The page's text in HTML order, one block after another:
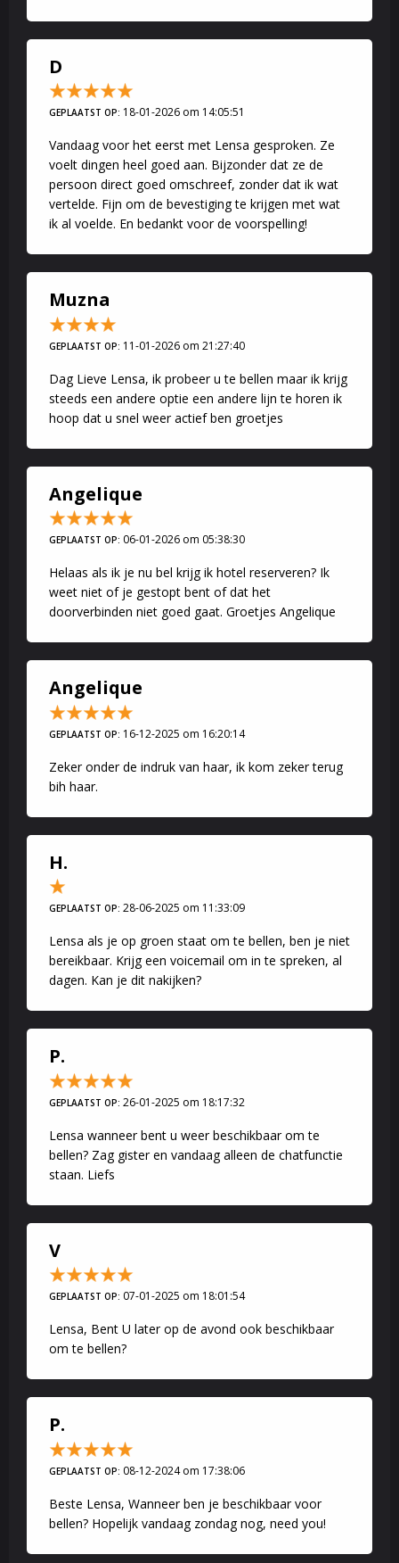
D
GEPLAATST OP: 18-01-2026 om 14:05:51
Vandaag voor het eerst met Lensa gesproken. Ze
voelt dingen heel goed aan. Bijzonder dat ze de
persoon direct goed omschreef, zonder dat ik wat
vertelde. Fijn om de bevestiging te krijgen met wat
ik al voelde. En bedankt voor de voorspelling!
Muzna
GEPLAATST OP: 11-01-2026 om 21:27:40
Dag Lieve Lensa, ik probeer u te bellen maar ik krijg
steeds een andere optie een andere lijn te horen ik
hoop dat u snel weer actief ben groetjes
Angelique
GEPLAATST OP: 06-01-2026 om 05:38:30
Helaas als ik je nu bel krijg ik hotel reserveren? Ik
weet niet of je gestopt bent of dat het
doorverbinden niet goed gaat. Groetjes Angelique
Angelique
GEPLAATST OP: 16-12-2025 om 16:20:14
Zeker onder de indruk van haar, ik kom zeker terug
bih haar.
H.
GEPLAATST OP: 28-06-2025 om 11:33:09
Lensa als je op groen staat om te bellen, ben je niet
bereikbaar. Krijg een voicemail om in te spreken, al
dagen. Kan je dit nakijken?
P.
GEPLAATST OP: 26-01-2025 om 18:17:32
Lensa wanneer bent u weer beschikbaar om te
bellen? Zag gister en vandaag alleen de chatfunctie
staan. Liefs
V
GEPLAATST OP: 07-01-2025 om 18:01:54
Lensa, Bent U later op de avond ook beschikbaar
om te bellen?
P.
GEPLAATST OP: 08-12-2024 om 17:38:06
Beste Lensa, Wanneer ben je beschikbaar voor
bellen? Hopelijk vandaag zondag nog, need you!